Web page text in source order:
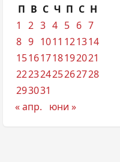
П В С Ч П С Н
1
2 3 4 5 6 7
8 9 1011 121314
15161718192021
22232425262728
293031
« апр.
юни »